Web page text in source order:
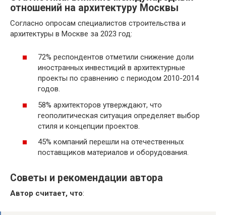
отношений на архитектуру Москвы
Согласно опросам специалистов строительства и
архитектуры в Москве за 2023 год:
72% респондентов отметили снижение доли
иностранных инвестиций в архитектурные
проекты по сравнению с периодом 2010-2014
годов.
58% архитекторов утверждают, что
геополитическая ситуация определяет выбор
стиля и концепции проектов.
45% компаний перешли на отечественных
поставщиков материалов и оборудования.
Советы и рекомендации автора
Автор считает, что: